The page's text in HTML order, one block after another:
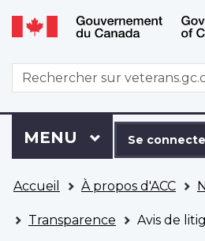
au
à
WxT
Search
form
connecter
à
Dossier
ACC
Se
Menu
MENU PRINCIPAL
êtes
ici
Accueil À propos d'ACC
Transparence Avis de